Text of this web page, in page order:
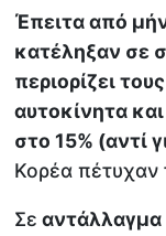
Έπειτα από
κατέληξαν σε
περιορίζει
αυτοκίνητα
στο 15% (αντί
Κορέα πέτυχαν
Σε αντάλλαγμα